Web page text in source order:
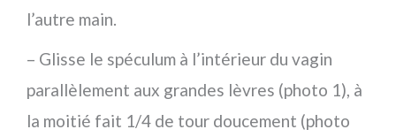
l’autre main.
– Glisse le spéculum à l’intérieur du vagin
parallèlement aux grandes lèvres (photo 1), à
la moitié fait 1/4 de tour doucement (photo